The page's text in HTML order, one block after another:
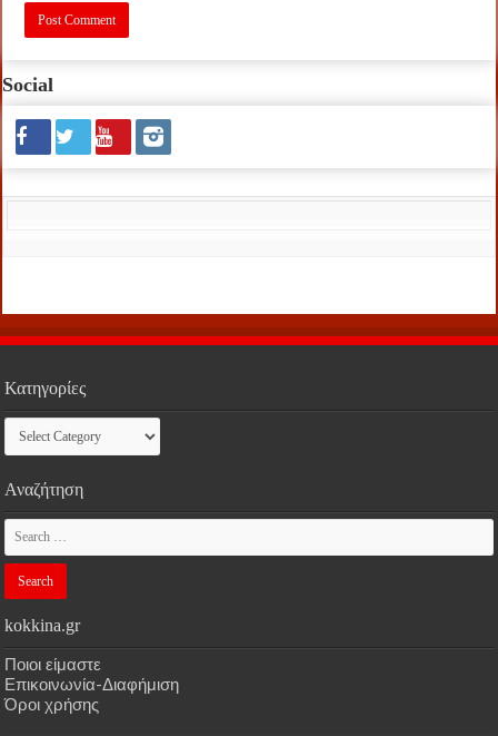
Social
Κατηγορίες
Κατηγορίες
Αναζήτηση
kokkina.gr
Ποιοι είμαστε
Επικοινωνία-Διαφήμιση
Όροι χρήσης